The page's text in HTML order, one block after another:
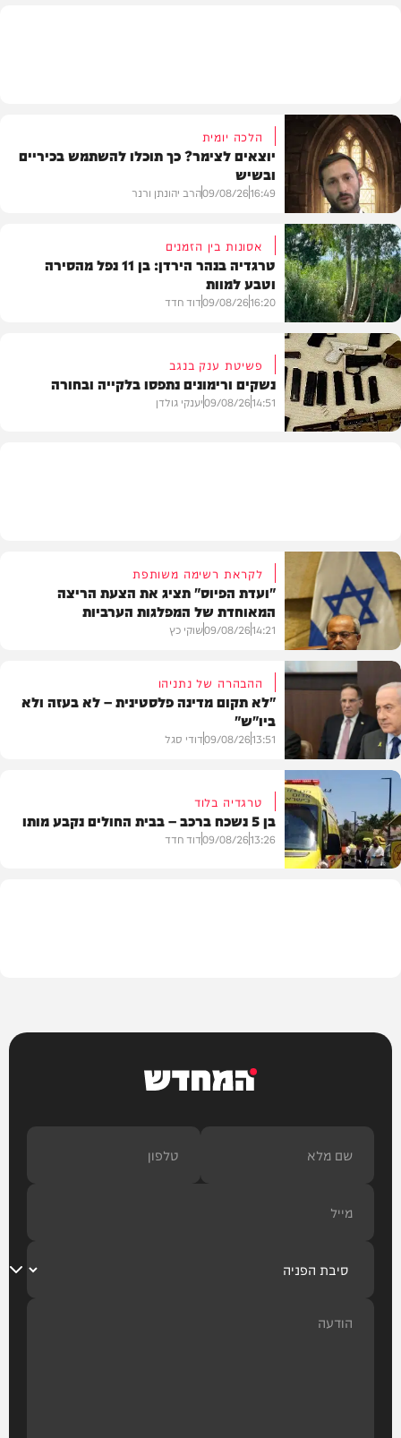
הלכה
הלכה יומית
יוצאים לצימר? כך תוכלו להשתמש בכיריים
ובשיש
16:49
09/08/26הרב יהונתן ורנר
בארץ
אסונות בין הזמנים
טרגדיה בנהר הירדן: בן 11 נפל מהסירה
וטבע למוות
16:20
09/08/26דוד חדד
פשיטת ענק בנגב
נשקים ורימונים נתפסו בלקייה ובחורה
14:51
09/08/26יענקי גולדן
פוליטי
לקראת רשימה משותפת
"ועדת הפיוס" תציג את הצעת הריצה
המאוחדת של המפלגות הערביות
14:21
09/08/26שוקי כץ
חדשות
ההבהרה של נתניהו
"לא תקום מדינה פלסטינית – לא בעזה ולא
ביו"ש"
13:51
09/08/26דודי סגל
טרגדיה בלוד
בן 5 נשכח ברכב – בבית החולים נקבע מותו
13:26
09/08/26דוד חדד
המחדש